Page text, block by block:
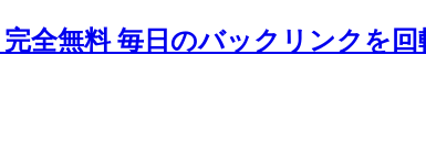
全無料 毎日のバックリンクを